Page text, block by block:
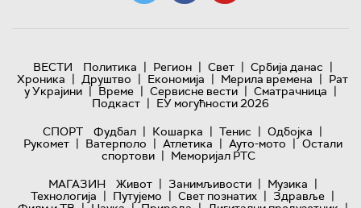
ВЕСТИ Политика | Регион | Свет | Србија данас |
Хроника | Друштво | Економија | Мерила времена | Рат
у Украјини | Време | Сервисне вести | Сматрачница |
Подкаст | ЕУ могућности 2026
СПОРТ
Фудбал | Кошарка | Тенис | Одбојка |
Рукомет | Ватерполо | Атлетика | Ауто-мото | Остали
спортови | Меморијал РТС
МАГАЗИН
Живот | Занимљивости | Музика |
Технологијa | Путујемо | Свет познатих | Здравље |